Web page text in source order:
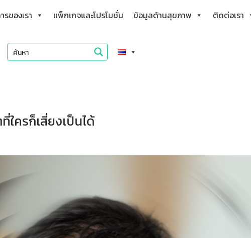
รของเรา แพ็กเกจและโปรโมชั่น ข้อมูลด้านสุขภาพ ติดต่อเรา
ใครก็เสี่ยงเป็นได้